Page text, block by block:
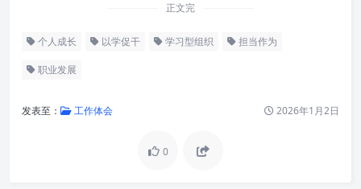
正文完
个人成长 以学促干 学习型组织 担当作为
职业发展
发表至： 工作体会 2026年1月2日
0
“以学促干”：知识转化为实践的